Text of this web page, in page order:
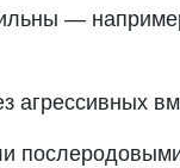
—
агрессивных